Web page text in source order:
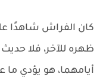
كان الفراش شاهدًا
ظهره للآخر، فلا
أيامهما، هو يؤدي